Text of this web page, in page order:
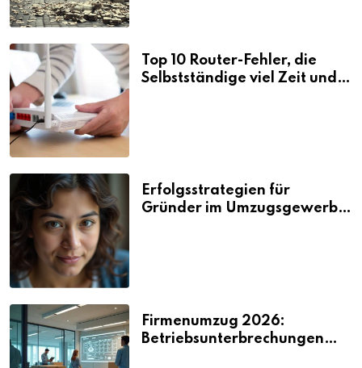
Top 10 Router-Fehler, die
Selbstständige viel Zeit und
Erfolgsstrategien für
Gründer im Umzugsgewerbe
Firmenumzug 2026:
Betriebsunterbrechungen